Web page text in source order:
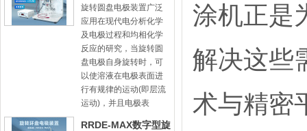
旋转圆盘电极装置广泛
应用在现代电分析化学
及电极过程和均相化学
反应的研究，当旋转圆
盘电极自身旋转时，可
以使溶液在电极表面进
行有规律的运动(即层流
运动)，并且电极表
RRDE-MAX数字型旋
涂机正是
解决这些
术与精密